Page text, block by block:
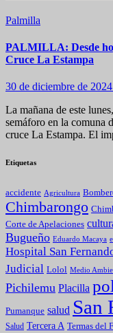
Palmilla
PALMILLA: Desde
Cruce La Estampa
30 de diciembre de 2024
La mañana de este
semáforo en la comuna
cruce La Estampa. El
Etiquetas
accidente Agricultura
Chimbarongo
Corte de Apelaciones
Bugueño Eduardo Macaya
Hospital San
Judicial Lolol Medio
Pichilemu Placilla
Pumanque salud San
Salud Tercera A Termas del